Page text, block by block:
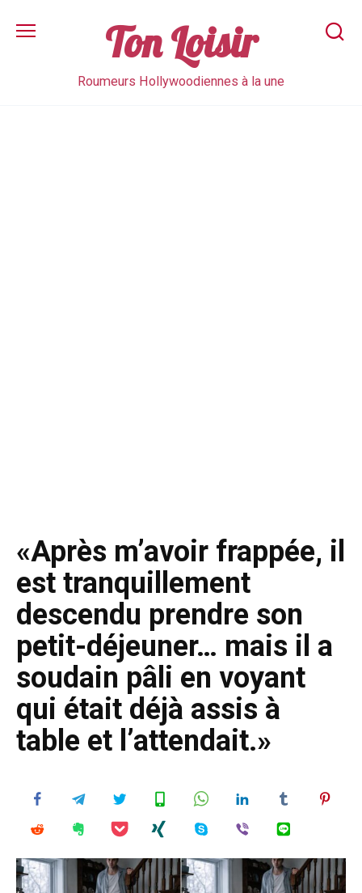
content
Ton Loisir
Roumeurs Hollywoodiennes à la une
«Après m’avoir frappée, il
est tranquillement
descendu prendre son
petit-déjeuner… mais il a
soudain pâli en voyant
qui était déjà assis à
table et l’attendait.»